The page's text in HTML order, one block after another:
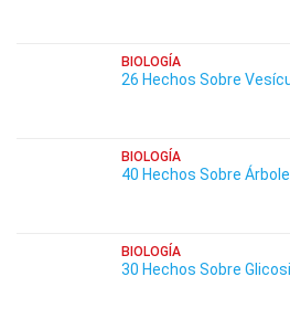
BIOLOGÍA
26 Hechos Sobre
BIOLOGÍA
40 Hechos Sobre
BIOLOGÍA
30 Hechos Sobre